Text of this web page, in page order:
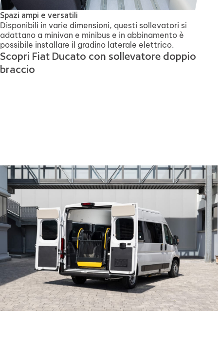
Spazi ampi e versatili
Disponibili in varie dimensioni, questi sollevatori si
adattano a minivan e minibus e in abbinamento è
possibile installare il gradino laterale elettrico.
Scopri Fiat Ducato con sollevatore doppio
braccio